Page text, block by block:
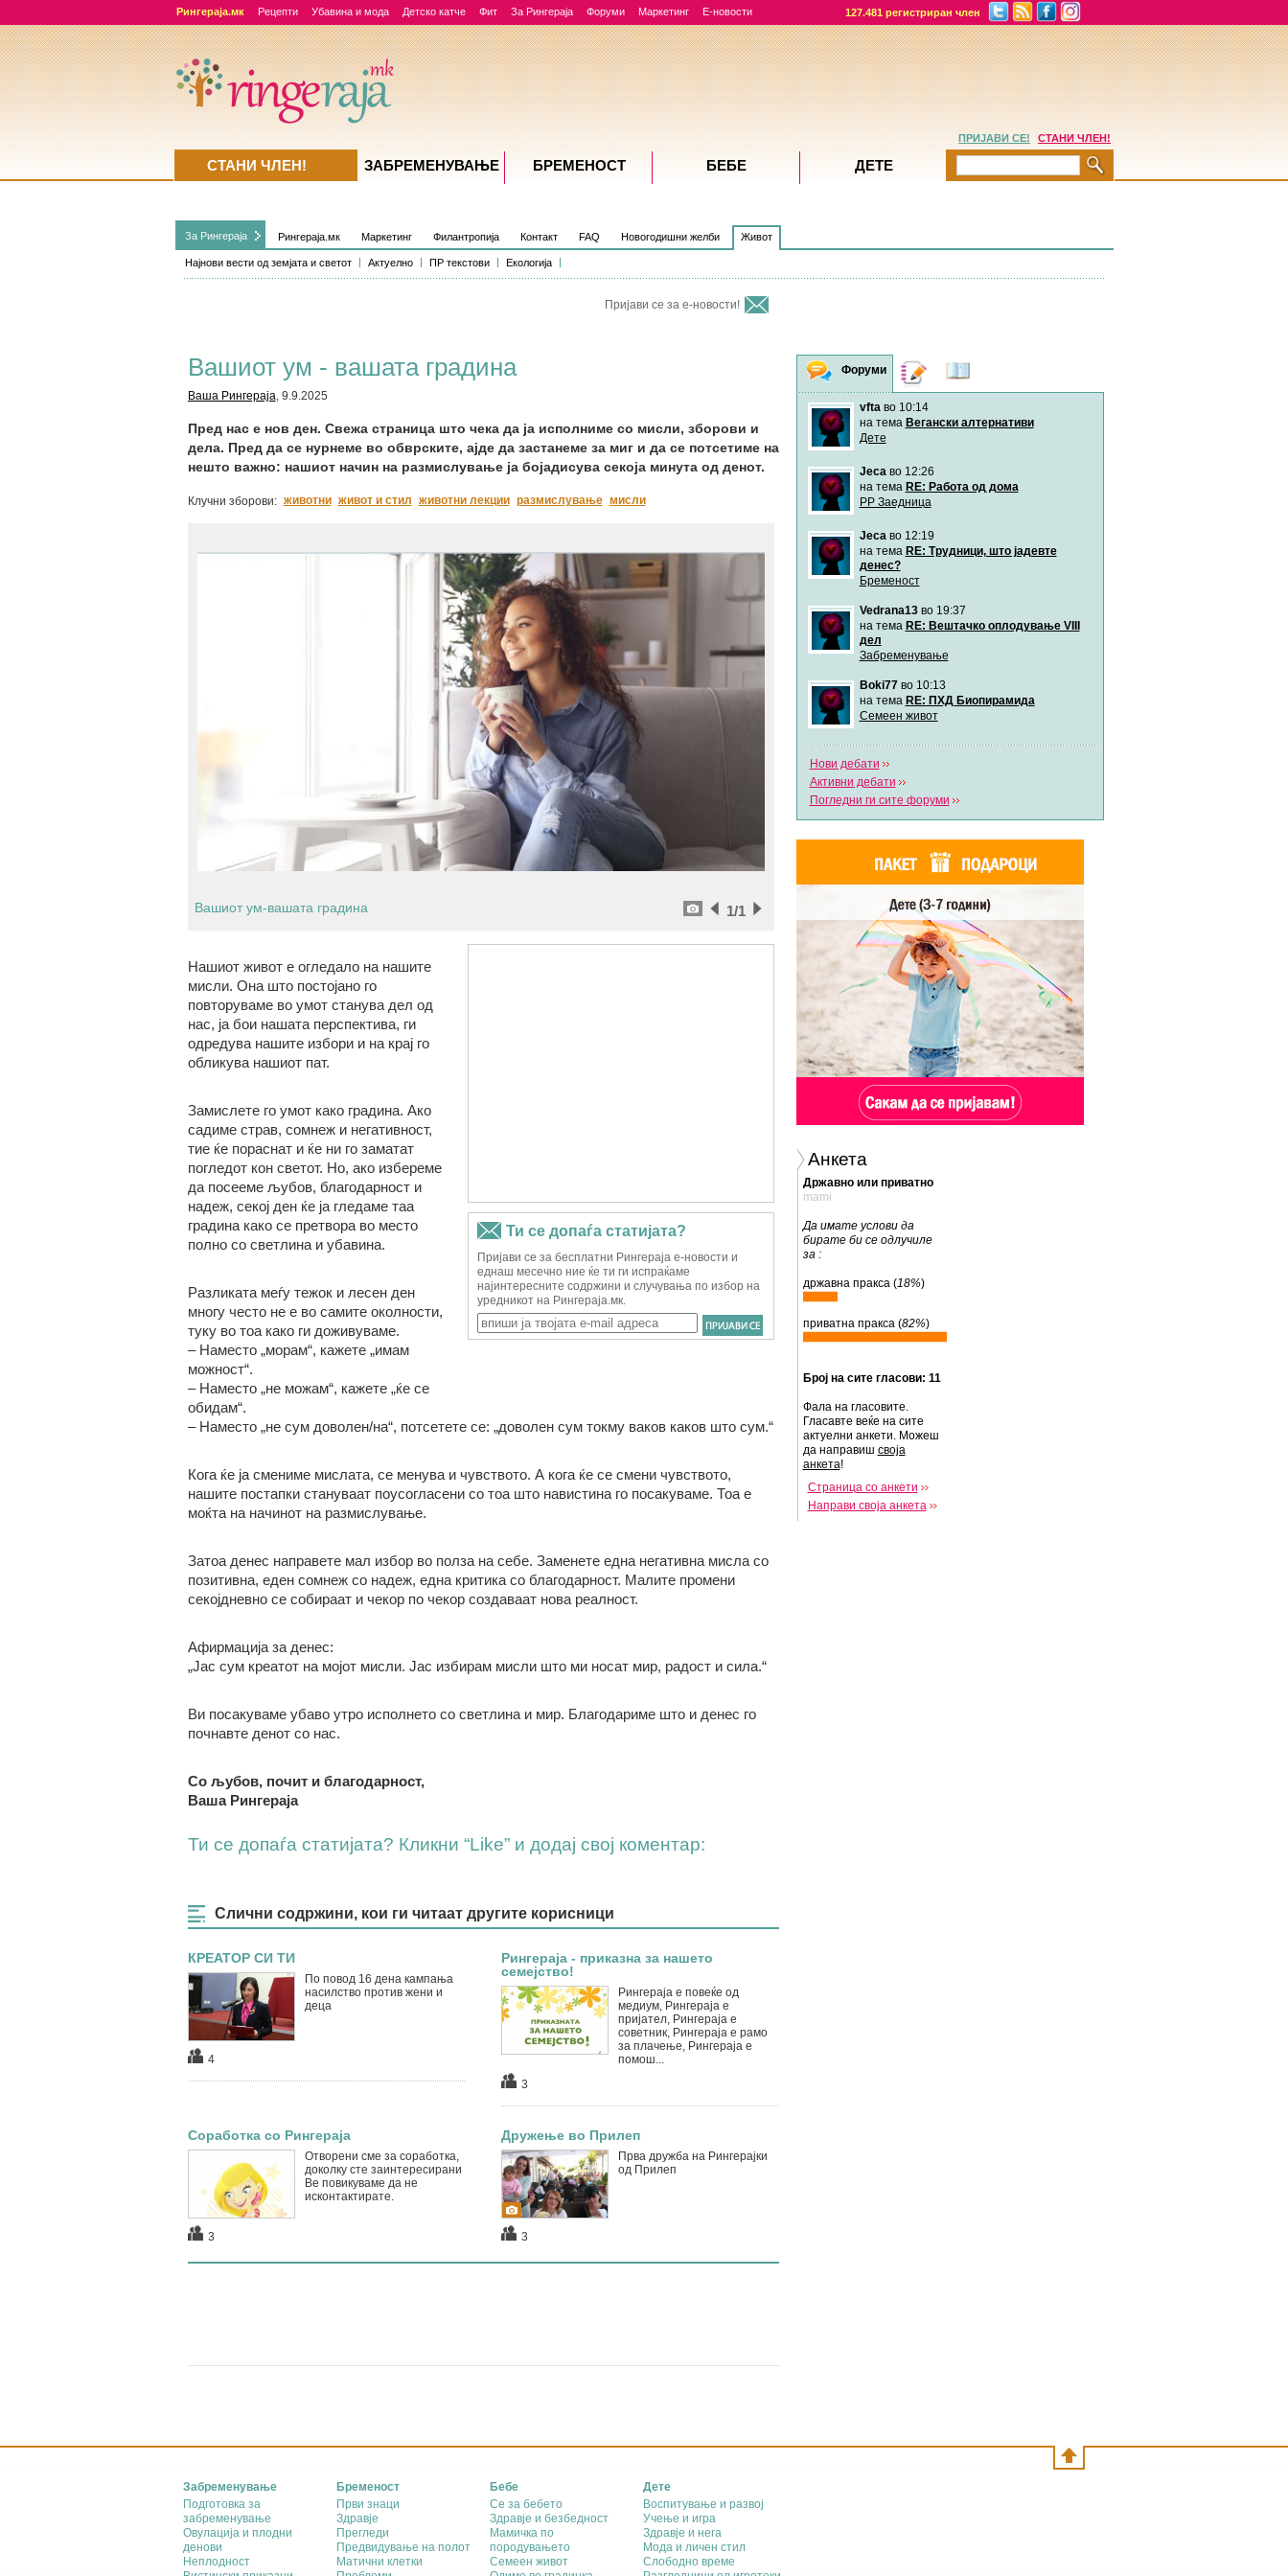
Рингераја.мк Рецепти Убавина и мода Детско катче Фит За Рингераја Форуми Маркетинг Е-новости 127.481 регистриран член
За Рингераја Рингераја.мк Маркетинг Филантропија Контакт FAQ Новогодишни желби Живот
Најнови вести од земјата и светот Актуелно ПР текстови Екологија
Пријави се за е-новости!
Вашиот ум - вашата градина
Ваша Рингераја, 9.9.2025
Пред нас е нов ден. Свежа страница што чека да ја исполниме со мисли, зборови и
дела. Пред да се нурнеме во обврските, ајде да застанеме за миг и да се потсетиме на
нешто важно: нашиот начин на размислување ја бојадисува секоја минута од денот.
Клучни зборови: животни живот и стил животни лекции размислување мисли
Вашиот ум-вашата градина /1
1
Нашиот живот е огледало на нашите
мисли. Она што постојано го
повторуваме во умот станува дел од
нас, ја бои нашата перспектива, ги
одредува нашите избори и на крај го
обликува нашиот пат.
Замислете го умот како градина. Ако
садиме страв, сомнеж и негативност,
тие ќе пораснат и ќе ни го заматат
погледот кон светот. Но, ако избереме
да посееме љубов, благодарност и
надеж, секој ден ќе ја гледаме таа
градина како се претвора во место
полно со светлина и убавина.
Разликата меѓу тежок и лесен ден
многу често не е во самите околности,
туку во тоа како ги доживуваме.
– Наместо „морам“, кажете „имам
можност“.
– Наместо „не можам“, кажете „ќе се
обидам“.
– Наместо „не сум доволен/на“, потсетете се: „доволен сум токму ваков каков што сум.“
Кога ќе ја смениме мислата, се менува и чувството. А кога ќе се смени чувството,
нашите постапки стануваат поусогласени со тоа што навистина го посакуваме. Тоа е
моќта на начинот на размислување.
Затоа денес направете мал избор во полза на себе. Заменете една негативна мисла со
позитивна, еден сомнеж со надеж, една критика со благодарност. Малите промени
секојдневно се собираат и чекор по чекор создаваат нова реалност.
Афирмација за денес:
„Јас сум креатот на мојот мисли. Јас избирам мисли што ми носат мир, радост и сила.“
Ви посакуваме убаво утро исполнето со светлина и мир. Благодариме што и денес го
почнавте денот со нас.
Со љубов, почит и благодарност,
Ваша Рингераја
Ти се допаѓа статијата? Кликни “Like” и додај свој коментар:
Слични содржини, кои ги читаат другите корисници
КРЕАТОР СИ ТИ
По повод 16 дена кампања
насилство против жени и
деца
4
Рингераја - приказна за нашето
семејство!
Рингераја е повеќе од
медиум, Рингераја е
пријател, Рингераја е
советник, Рингераја е рамо
за плачење, Рингераја е
помош...
3
Соработка со Рингераја
Отворени сме за соработка,
доколку сте заинтересирани
Ве повикуваме да не
исконтактирате.
3
Дружење во Прилеп
Прва дружба на Рингерајки
од Прилеп
3
Форуми Дневници
vftaво 10:14
на тема Вегански алтернативи
Дете
Jecaво 12:26
на тема RE: Работа од дома
РР Заедница
Jecaво 12:19
на тема RE: Трудници, што јадевте
денес?
Бременост
Vedrana13во 19:37
на тема RE: Вештачко оплодување VIII
дел
Забременување
Boki77во 10:13
на тема RE: ПХД Биопирамида
Семеен живот
Нови дебати
Активни дебати
Погледни ги сите форуми
Анкета
Државно или приватно
mami
Да имате услови да
бирате би се одлучиле
за :
државна пракса (18%)
приватна пракса (82%)
Број на сите гласови: 11
Фала на гласовите.
Гласавте веќе на сите
актуелни анкети. Можеш
да направиш своја
анкета!
Страница со анкети
Направи своја анкета
ПРИЈАВИ СЕ! СТАНИ ЧЛЕН!
СТАНИ ЧЛЕН! ЗАБРЕМЕНУВАЊE БРЕМЕНОСТ БЕБЕ ДЕТЕ
Забременување
Подготовка за
забременување
Овулација и плодни
денови
Неплодност
Бременост
Први знаци
Здравје
Прегледи
Предвидување на полот
Матични клетки
Бебе
Се за бебето
Здравје и безбедност
Мамичка по
породувањето
Семеен живот
Дете
Воспитување и развој
Учење и игра
Здравје и нега
Мода и личен стил
Слободно време